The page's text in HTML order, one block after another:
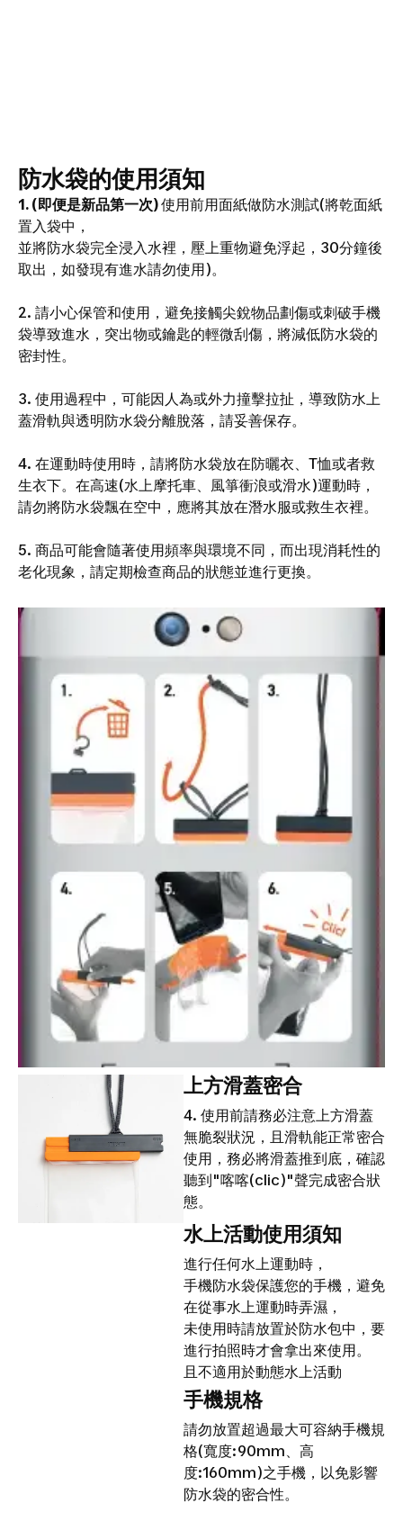
防水袋的使用須知
1. (即便是新品第一次)使用前用面紙做防水測試(將乾面紙
置入袋中，
並將防水袋完全浸入水裡，壓上重物避免浮起，30分鐘後
取出，如發現有進水請勿使用)。
2. 請小心保管和使用，避免接觸尖銳物品劃傷或刺破手機
袋導致進水，突出物或鑰匙的輕微刮傷，將減低防水袋的
密封性。
3. 使用過程中，可能因人為或外力撞擊拉扯，導致防水上
蓋滑軌與透明防水袋分離脫落，請妥善保存。
4. 在運動時使用時，請將防水袋放在防曬衣、T恤或者救
生衣下。在高速(水上摩托車、風箏衝浪或滑水)運動時，
請勿將防水袋飄在空中，應將其放在潛水服或救生衣裡。
5. 商品可能會隨著使用頻率與環境不同，而出現消耗性的
老化現象，請定期檢查商品的狀態並進行更換。
上方滑蓋密合
4. 使用前請務必注意上方滑蓋
無脆裂狀況，且滑軌能正常密合
使用，務必將滑蓋推到底，確認
聽到"喀喀(clic)"聲完成密合狀
態。
水上活動使用須知
進行任何水上運動時，
手機防水袋保護您的手機，避免
在從事水上運動時弄濕，
未使用時請放置於防水包中，要
進行拍照時才會拿出來使用。
且不適用於動態水上活動
手機規格
請勿放置超過最大可容納手機規
格(寬度:90mm、高
度:160mm)之手機，以免影響
防水袋的密合性。